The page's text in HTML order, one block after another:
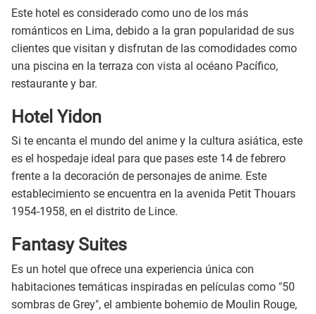
Este hotel es considerado como uno de los más
románticos en Lima, debido a la gran popularidad de sus
clientes que visitan y disfrutan de las comodidades como
una piscina en la terraza con vista al océano Pacífico,
restaurante y bar.
Hotel Yidon
Si te encanta el mundo del anime y la cultura asiática, este
es el hospedaje ideal para que pases este 14 de febrero
frente a la decoración de personajes de anime. Este
establecimiento se encuentra en la avenida Petit Thouars
1954-1958, en el distrito de Lince.
Fantasy Suites
Es un hotel que ofrece una experiencia única con
habitaciones temáticas inspiradas en películas como "50
sombras de Grey", el ambiente bohemio de Moulin Rouge,